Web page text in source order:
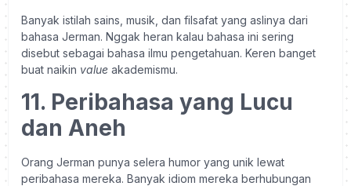
Banyak istilah sains, musik, dan filsafat yang aslinya dari
bahasa Jerman. Nggak heran kalau bahasa ini sering
disebut sebagai bahasa ilmu pengetahuan. Keren banget
buat naikin value akademismu.
11. Peribahasa yang Lucu
dan Aneh
Orang Jerman punya selera humor yang unik lewat
peribahasa mereka. Banyak idiom mereka berhubungan